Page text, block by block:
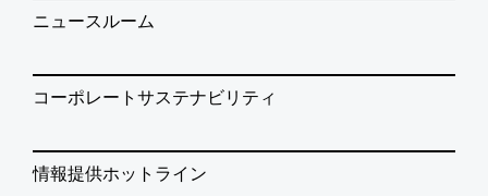
ニュースルーム
コーポレートサステナビリティ
情報提供ホットライン